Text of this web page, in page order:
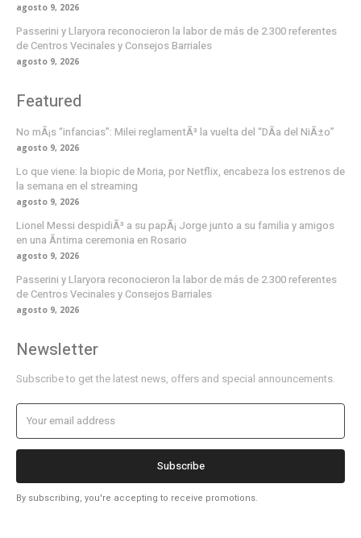
agosto 9, 2026
Passerini y Llaryora reconocieron la labor de más de 2.300 referentes
de Centros Vecinales y Consejos Barriales
agosto 9, 2026
Featured
No mÃ¡s “infancias”: Milei reglamentÃ³ la vuelta del “DÃ­a del NiÃ±o”
agosto 9, 2026
Lo que viene: la biopic de Moria, por Netflix, encabeza los estrenos de
la semana en el streaming
agosto 9, 2026
Lionel Messi despidiÃ³ a su papÃ¡ Jorge junto a su familia y amigos
en una Ã­ntima ceremonia en Rosario
agosto 9, 2026
Passerini y Llaryora reconocieron la labor de más de 2.300 referentes
de Centros Vecinales y Consejos Barriales
agosto 9, 2026
Newsletter
Subscribe to get the latest news, offers and special announcements.
Subscribe
By subscribing, you're accepting to receive promotions.